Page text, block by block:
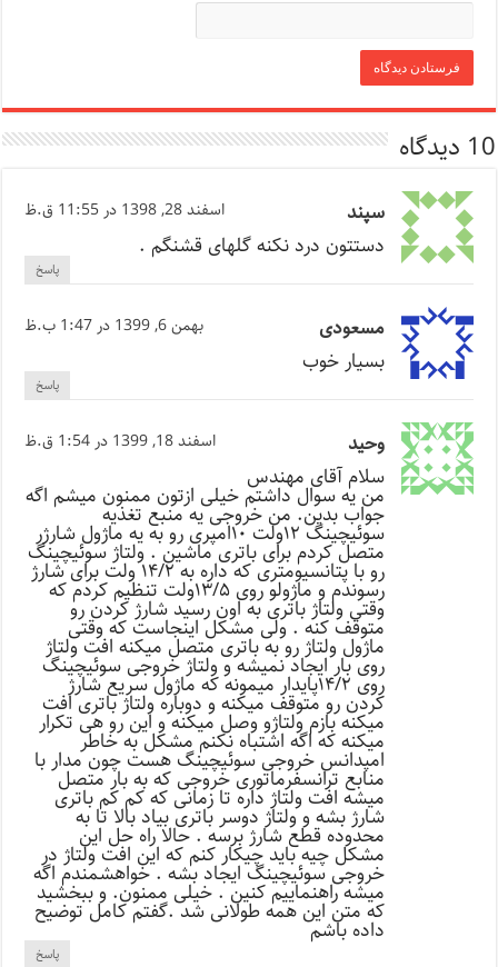
10 دیدگاه
سپند اسفند 28, 1398 در 11:55 ق.ظ
دستتون درد نکنه گلهای قشنگم .
پاسخ
مسعودی بهمن 6, 1399 در 1:47 ب.ظ
بسیار خوب
پاسخ
وحید اسفند 18, 1399 در 1:54 ق.ظ
سلام آقای مهندس
من یه سوال داشتم خیلی ازتون ممنون میشم اگه
جواب بدین. من خروجی یه منبع تغذیه
سوئیچینگ ۱۲ولت ۱۰امپری رو به یه ماژول شارژر
متصل کردم برای باتری ماشین . ولتاژ سوئیچینگ
رو با پتانسیومتری که داره به ۱۴/۲ ولت برای شارژ
رسوندم و ماژولو روی ۱۳/۵ولت تنظیم کردم که
وقتی ولتاژ باتری به اون رسید شارژ کردن رو
متوقف کنه . ولی مشکل اینجاست که وقتی
ماژول ولتاژ رو به باتری متصل میکنه افت ولتاژ
روی بار ایجاد نمیشه و ولتاژ خروجی سوئیچینگ
روی ۱۴/۲پایدار میمونه که ماژول سریع شارژ
کردن رو متوقف میکنه و دوباره ولتاژ باتری افت
میکنه بازم ولتاژو وصل میکنه و این رو هی تکرار
میکنه که اگه اشتباه نکنم مشکل به خاطر
امپدانس خروجی سوئیچینگ هست چون مدار با
منابع ترانسفرماتوری خروجی که به بار متصل
میشه افت ولتاژ داره تا زمانی که کم کم باتری
شارژ بشه و ولتاژ دوسر باتری بیاد بالا تا به
محدوده قطع شارژ برسه . حالا راه حل این
مشکل چیه باید چیکار کنم که این افت ولتاژ در
خروجی سوئیچینگ ایجاد بشه . خواهشمندم اگه
میشه راهنماییم کنین . خیلی ممنون. و ببخشید
که متن این همه طولانی شد .گفتم کامل توضیح
داده باشم
پاسخ